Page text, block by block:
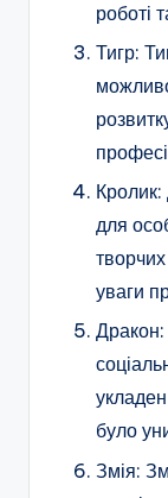
роботі
Тигр:
Кролик:
для
уваги
Дракон:
було
Змія: